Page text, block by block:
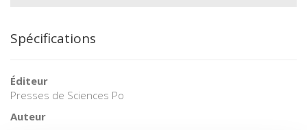
Spécifications
Éditeur
Presses de Sciences Po
Auteur